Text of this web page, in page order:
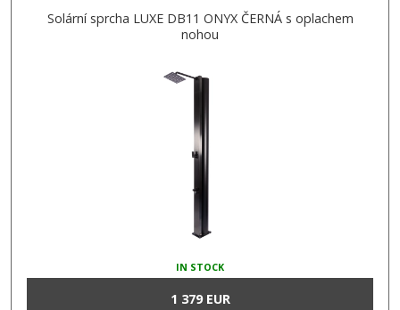
Solární sprcha LUXE DB11 ONYX ČERNÁ s oplachem
nohou
IN STOCK
1 379 EUR